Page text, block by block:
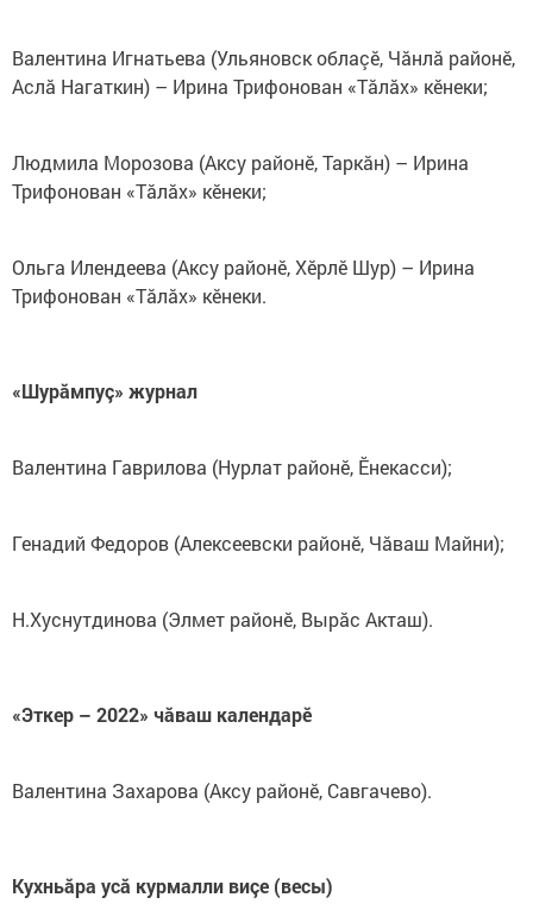
Валентина Игнатьева (Ульяновск облаçӗ, Чăнлă районӗ,
Аслă Нагаткин) – Ирина Трифонован «Тăлăх» кӗнеки;
Людмила Морозова (Аксу районӗ, Таркăн) – Ирина
Трифонован «Тăлăх» кӗнеки;
Ольга Илендеева (Аксу районӗ, Хӗрлӗ Шур) – Ирина
Трифонован «Тăлăх» кӗнеки.
«Шурăмпуç» журнал
Валентина Гаврилова (Нурлат районӗ, Ӗнекасси);
Генадий Федоров (Алексеевски районӗ, Чăваш Майни);
Н.Хуснутдинова (Элмет районӗ, Вырăс Акташ).
«Эткер – 2022» чăваш календарӗ
Валентина Захарова (Аксу районӗ, Савгачево).
Кухньăра усă курмалли виçе (весы)